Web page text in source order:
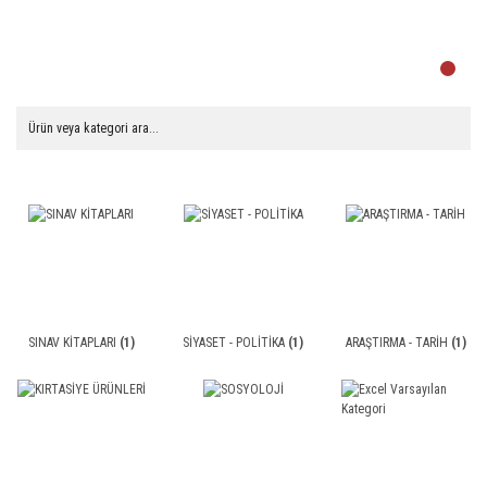
SINAV KİTAPLARI (1) SİYASET - POLİTİKA (1) ARAŞTIRMA - TARİH (1)